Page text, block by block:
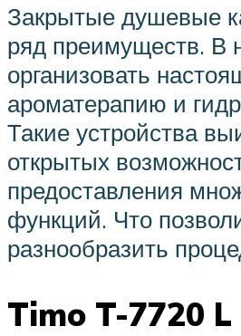
Закрытые душевые
ряд преимуществ. В
организовать
ароматерапию и
Такие устройства
открытых
предоставления
функций. Что
разнообразить
Timo T-7720 L